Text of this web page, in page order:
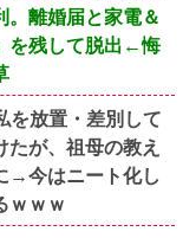
。離婚届と家電＆
を残して脱出←悔
を放置・差別して
が、祖母の教え
→今はニート化し
ｗｗｗ